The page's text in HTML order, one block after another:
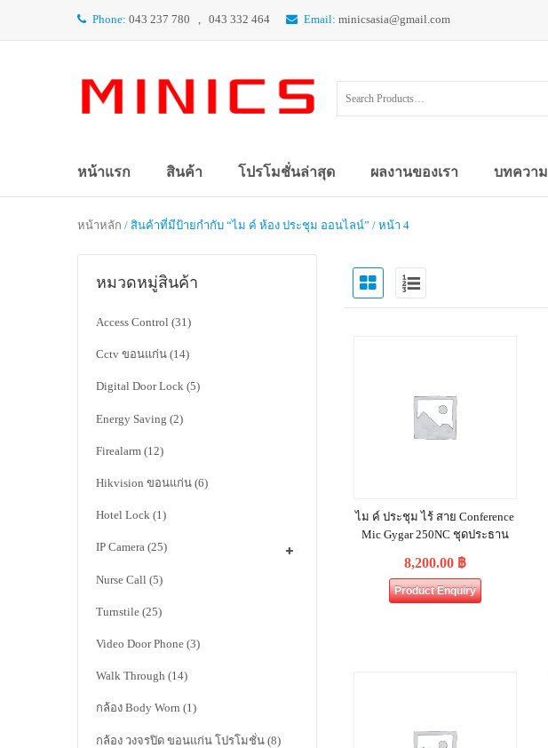
Phone: 043 237 780 , 043 332 464 Email: minicsasia@gmail.com
หน้าแรก สินค้า โปรโมชั่นล่าสุด ผลงานของเรา บทความ
หน้าหลัก / สินค้าที่มีป้ายกำกับ “ไม ค์ ห้อง ประชุม ออนไลน์” / หน้า 4
หมวดหมู่สินค้า
Access Control (31)
Cctv ขอนแก่น (14)
Digital Door Lock (5)
Energy Saving (2)
Firealarm (12)
Hikvision ขอนแก่น (6)
Hotel Lock (1)
IP Camera (25)
Nurse Call (5)
Turnstile (25)
Video Door Phone (3)
Walk Through (14)
กล้อง Body Worn (1)
กล้อง วงจรปิด ขอนแก่น โปรโมชั่น (8)
ไม ค์ ประชุม ไร้ สาย Conference
Mic Gygar 250NC ชุดประธาน
8,200.00 ฿
Product Enquiry